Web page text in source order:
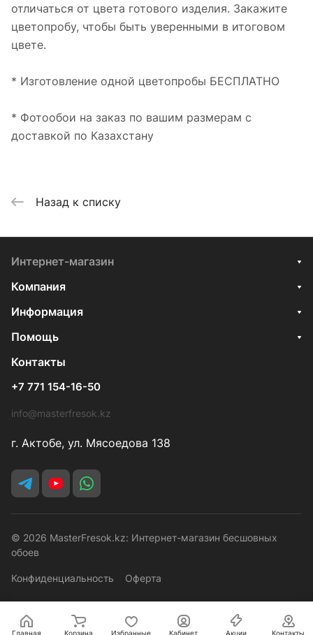
отличаться от цвета готового изделия. Закажите
цветопробу, чтобы быть уверенными в итоговом
цвете.
* Изготовление одной цветопробы БЕСПЛАТНО
* Фотообои на заказ по вашим размерам с
доставкой по Казахстану
Назад к списку
Интернет-магазин
Компания
Информация
Помощь
Контакты
+7 771 154-16-50
info@masterfresok.kz
г. Актобе, ул. Мясоедова 138
© 2026 MasterFresok.kz: Интернет-магазин бесшовных
обоев
Конфиденциальность Оферта
Главная Корзина Избранные Кабинет Акции Контакты